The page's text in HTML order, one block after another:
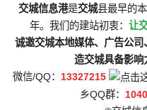
交城信息港是交城县最早的
年。我们的建站初衷： 让
诚邀交城本地媒体、广告公
造交城具备影响
微信/QQ： 13327215
乡QQ群：